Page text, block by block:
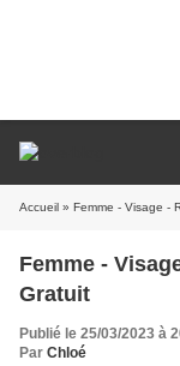
Accueil » Femme - Visage -
Femme -
Gratuit
Publié le 25/03/2023 à
Par Chloé